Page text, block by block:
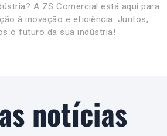
A ZS Comercial está aqui para
à inovação e eficiência. Juntos,
o futuro da sua indústria!
notícias